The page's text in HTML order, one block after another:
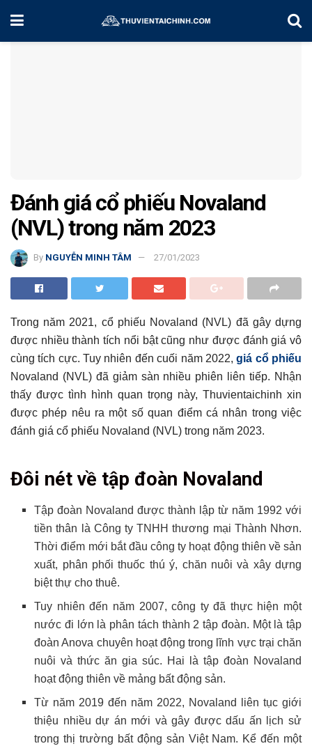
Home Chứng Khoán Việt Nam
Đánh giá cổ phiếu Novaland
(NVL) trong năm 2023
By NGUYỄN MINH TÂM 27/01/2023
Trong năm 2021, cổ phiếu Novaland (NVL) đã gây dựng
được nhiều thành tích nổi bật cũng như được đánh giá vô
cùng tích cực. Tuy nhiên đến cuối năm 2022,giá cổ phiếu
Novaland (NVL) đã giảm sàn nhiều phiên liên tiếp. Nhận
thấy được tình hình quan trọng này, Thuvientaichinh xin
được phép nêu ra một số quan điểm cá nhân trong việc
đánh giá cổ phiếu Novaland (NVL) trong năm 2023.
Đôi nét về tập đoàn Novaland
Tìm hiểu cổ phiếu Novaland (NVL) là gì?
Lịch sử giá cổ phiếu Novaland (NVL)
Cập nhật giá cổ phiếu Novaland (NVL) mới nhất
Đánh giá cổ phiếu Novaland (NVL) trong năm 2023
Có thể bạn chưa biết
Đôi nét về tập đoàn Novaland
Tập đoàn Novaland được thành lập từ năm 1992 với
tiền thân là Công ty TNHH thương mại Thành Nhơn.
Thời điểm mới bắt đầu công ty hoạt động thiên về sản
xuất, phân phối thuốc thú ý, chăn nuôi và xây dựng
biệt thự cho thuê.
Tuy nhiên đến năm 2007, công ty đã thực hiện một
nước đi lớn là phân tách thành 2 tập đoàn. Một là tập
đoàn Anova chuyên hoạt động trong lĩnh vực trại chăn
nuôi và thức ăn gia súc. Hai là tập đoàn Novaland
hoạt động thiên về mảng bất động sản.
Từ năm 2019 đến năm 2022, Novaland liên tục giới
thiệu nhiều dự án mới và gây được dấu ấn lịch sử
trong thị trường bất động sản Việt Nam. Kể đến một